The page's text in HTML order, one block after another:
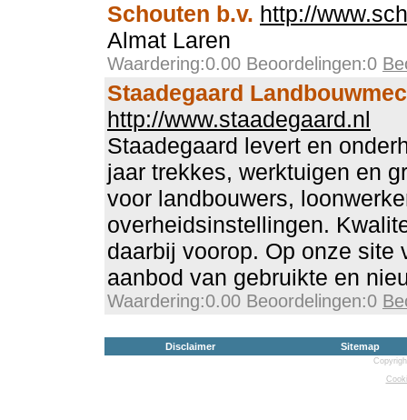
Schouten b.v. http://
Almat Laren
Waardering:0.00 Beoordelingen:0
Staadegaard
http://www.staadegaard.nl
Staadegaard levert en
jaar trekkes, werktuigen en
voor landbouwers,
overheidsinstellingen.
daarbij voorop. Op onze site
aanbod van gebruikte en
Waardering:0.00 Beoordelingen:0
Disclaimer Sitemap